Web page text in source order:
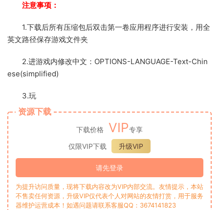
注意事项：
1.下载后所有压缩包后双击第一卷应用程序进行安装，用全
英文路径保存游戏文件夹
2.进游戏内修改中文：OPTIONS-LANGUAGE-Text-Chin
ese(simplified)
3.玩
资源下载
下载价格 VIP专享
仅限VIP下载
升级VIP
请先登录
为提升访问质量，现将下载内容改为VIP内部交流。友情提示，本站
不售卖任何资源，升级VIP仅代表个人对网站的友情打赏，用于服务
器维护运营成本！如遇问题请联系客服QQ：3674141823